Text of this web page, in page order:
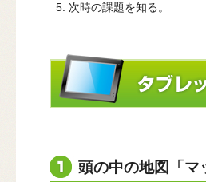
5. 次時の課題を知る。
頭の中の地図「マ